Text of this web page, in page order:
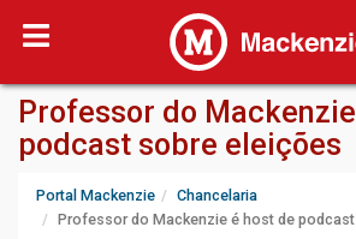
Professor do
podcast sobre eleições
Portal Mackenzie
Chancelaria
Professor do Mackenzie é host de